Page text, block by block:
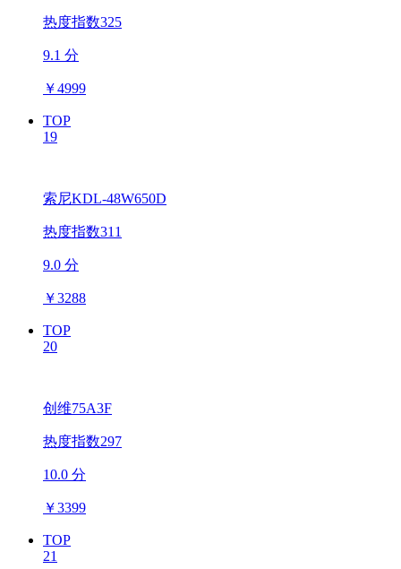
热度指数325
9.1 分
￥4999
TOP
19
索尼KDL-48W650D
热度指数311
9.0 分
￥3288
TOP
20
创维75A3F
热度指数297
10.0 分
￥3399
TOP
21